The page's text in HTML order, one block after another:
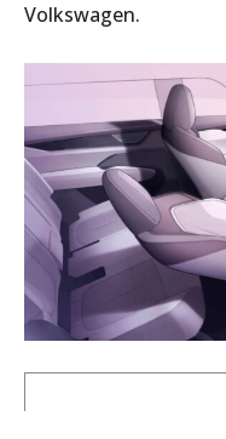
Volkswagen.